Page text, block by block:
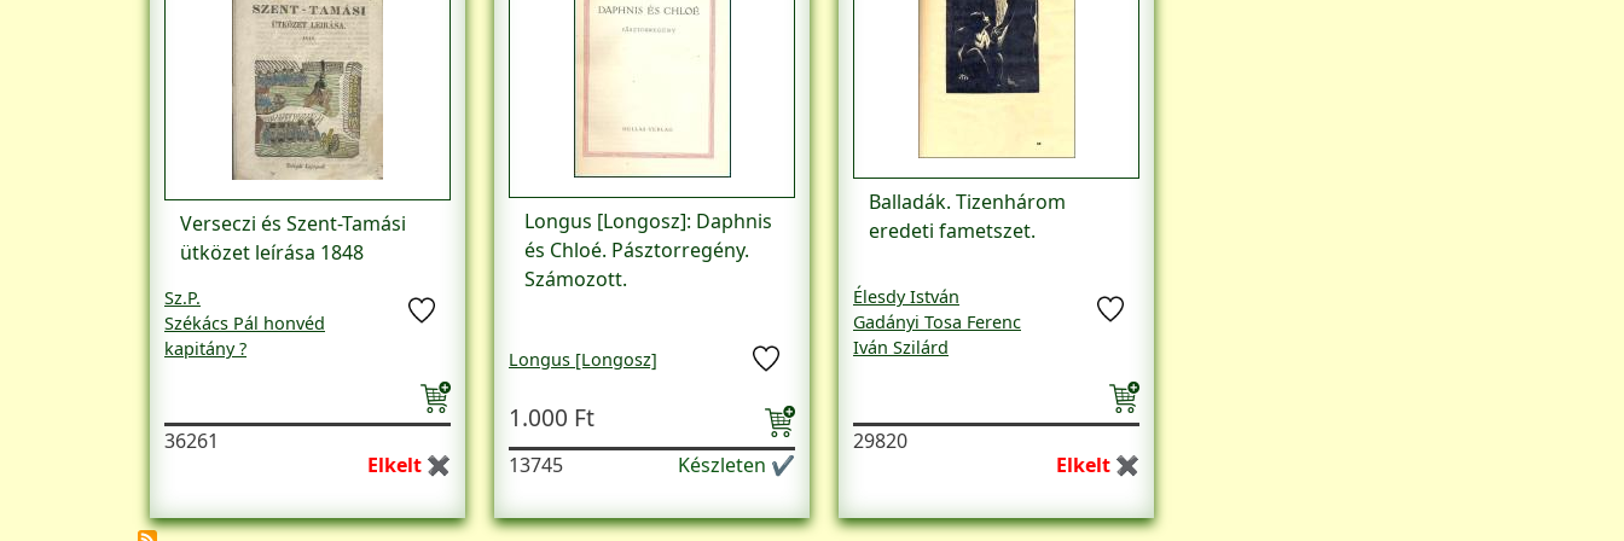
Verseczi és Szent-Tamási
ütközet leírása 1848
Sz.P.
Székács Pál honvéd
kapitány ?
36261
Elkelt ✖
Longus [Longosz]: Daphnis
és Chloé. Pásztorregény.
Számozott.
Longus [Longosz]
1.000 Ft
13745 Készleten ✔
Balladák. Tizenhárom
eredeti fametszet.
Élesdy István
Gadányi Tosa Ferenc
Iván Szilárd
Varga Mátyás
29820
Elkelt ✖